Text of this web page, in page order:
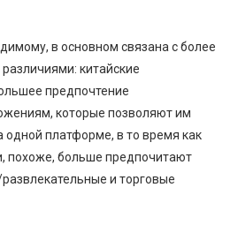
в основном связана с более
китайские
предпочтение
которые позволяют им
одной платформе, в то время как
похоже, больше предпочитают
и торговые